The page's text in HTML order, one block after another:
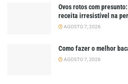
Ovos rotos com
receita irresistível na
AGOSTO 7, 2026
Como fazer o melhor
AGOSTO 7, 2026